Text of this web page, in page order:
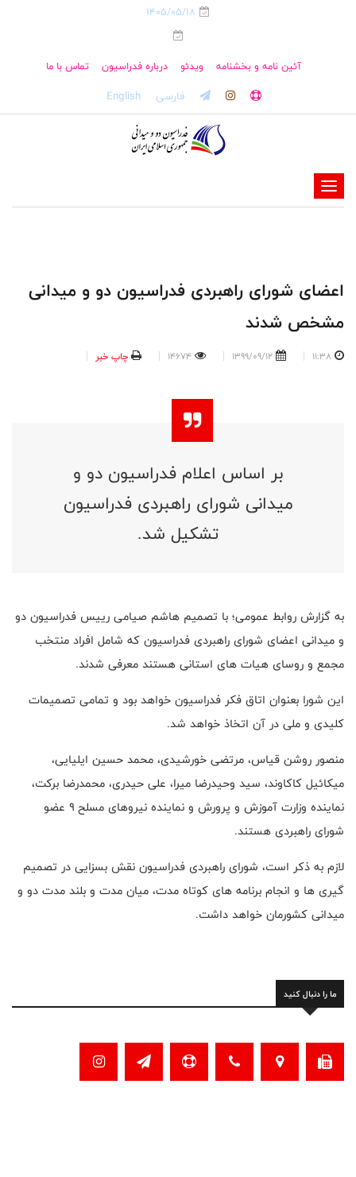
1405/05/18
آئین نامه و بخشنامه ویدئو درباره فدراسیون تماس با ما
فارسی English
-
-
-
اعضای شورای راهبردی فدراسیون دو و میدانی
مشخص شدند
11:38
1399/09/12
14674 چاپ خبر
بر اساس اعلام فدراسیون دو و
میدانی شورای راهبردی فدراسیون
تشکیل شد.
به گزارش روابط عمومی؛ با تصمیم هاشم صیامی رییس فدراسیون دو
و میدانی اعضای شورای راهبردی فدراسیون که شامل افراد منتخب
مجمع و روسای هیات های استانی هستند معرفی شدند.
این شورا بعنوان اتاق فکر فدراسیون خواهد بود و تمامی تصمیمات
کلیدی و ملی در آن اتخاذ خواهد شد.
منصور روشن قیاس، مرتضی خورشیدی، محمد حسین ایلیایی،
میکائیل کاکاوند، سید وحیدرضا میرا، علی حیدری، محمدرضا برکت،
نماینده وزارت آموزش و پرورش و نماینده نیروهای مسلح ۹ عضو
شورای راهبردی هستند.
لازم به ذکر است، شورای راهبردی فدراسیون نقش بسزایی در تصمیم
گیری ها و انجام برنامه های کوتاه مدت، میان مدت و بلند مدت دو و
میدانی کشورمان خواهد داشت.
ما را دنبال کنید